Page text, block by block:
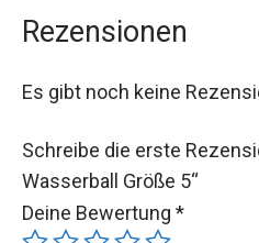
Rezensionen
Es gibt noch keine
Schreibe die erste
Wasserball Größe 5“
Deine Bewertung *